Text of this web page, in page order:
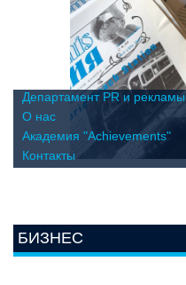
Департамент PR и рекламы
О нас
Академия "Achievements"
Контакты
БИЗНЕС